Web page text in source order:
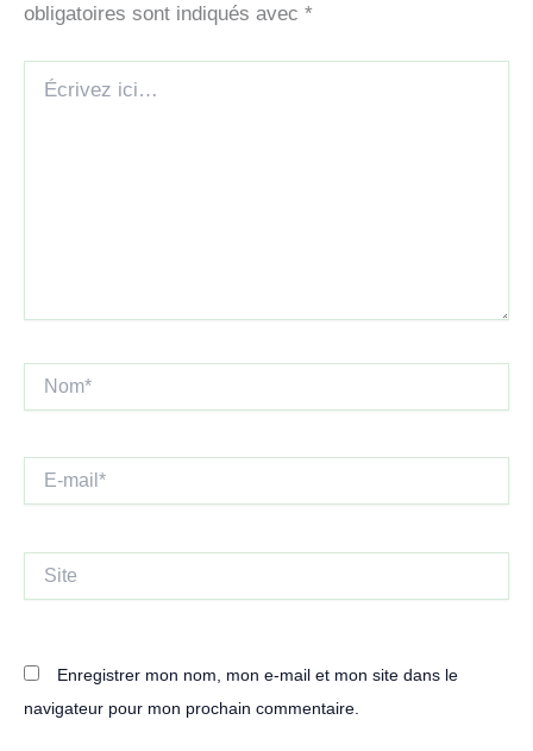
obligatoires sont indiqués avec *
ici…
mail*
Enregistrer mon nom, mon e-mail et mon site dans le
navigateur pour mon prochain commentaire.